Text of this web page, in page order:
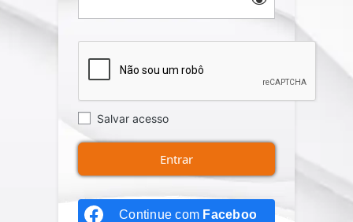
Salvar acesso
Continue com Facebook